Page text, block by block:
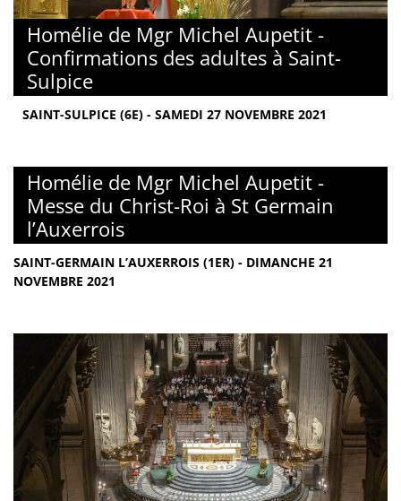
Homélie de Mgr Michel Aupetit -
Confirmations des adultes à Saint-
Sulpice
SAINT-SULPICE (6E) - SAMEDI 27 NOVEMBRE 2021
Homélie de Mgr Michel Aupetit -
Messe du Christ-Roi à St Germain
l’Auxerrois
SAINT-GERMAIN L’AUXERROIS (1ER) - DIMANCHE 21
NOVEMBRE 2021